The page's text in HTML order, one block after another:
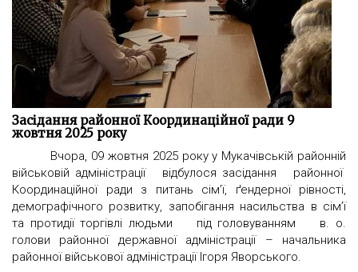
Засідання районної Координаційної ради 9
жовтня 2025 року
Вчора, 09 жовтня 2025 року у Мукачівській районній
військовій адміністрації відбулося засідання районної
Координаційної ради з питань сім’ї, ґендерної рівності,
демографічного розвитку, запобігання насильства в сім’ї
та протидії торгівлі людьми під головуванням в. о.
голови районної державної адміністрації – начальника
районної військової адміністрації Ігоря Яворського.